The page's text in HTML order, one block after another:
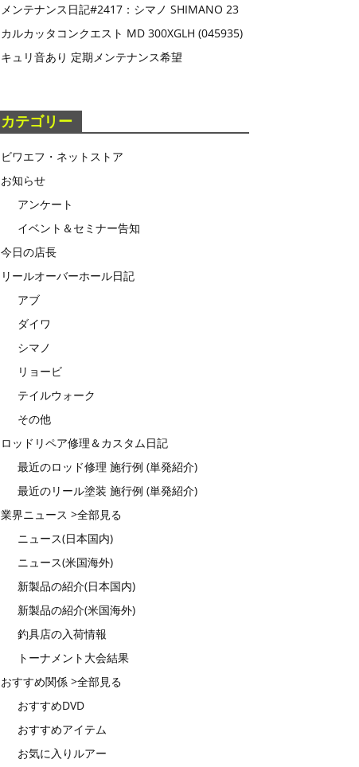
メンテナンス日記#2417：シマノ SHIMANO 23
カルカッタコンクエスト MD 300XGLH (045935)
キュリ音あり 定期メンテナンス希望
カテゴリー
ビワエフ・ネットストア
お知らせ
アンケート
イベント＆セミナー告知
今日の店長
リールオーバーホール日記
アブ
ダイワ
シマノ
リョービ
テイルウォーク
その他
ロッドリペア修理＆カスタム日記
最近のロッド修理 施行例 (単発紹介)
最近のリール塗装 施行例 (単発紹介)
業界ニュース >全部見る
ニュース(日本国内)
ニュース(米国海外)
新製品の紹介(日本国内)
新製品の紹介(米国海外)
釣具店の入荷情報
トーナメント大会結果
おすすめ関係 >全部見る
おすすめDVD
おすすめアイテム
お気に入りルアー